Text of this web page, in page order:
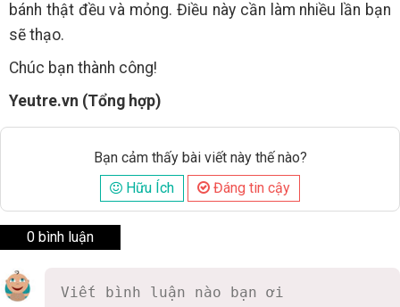
bánh thật đều và mỏng. Điều này cần làm nhiều lần bạn
sẽ thạo.
Chúc bạn thành công!
Yeutre.vn (Tổng hợp)
Bạn cảm thấy bài viết này thế nào?
Hữu Ích
Đáng tin cậy
0 bình luận